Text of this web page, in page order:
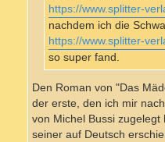
https://www.splitter-
nachdem ich die
https://www.splitter-
so super fand.
Den Roman von "Das
der erste, den ich mir
von Michel Bussi
seiner auf Deutsch